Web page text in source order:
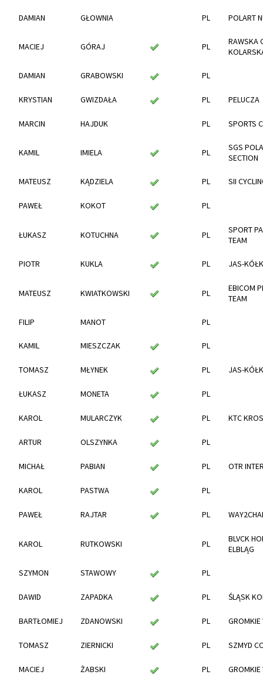
DAMIAN GŁOWNIA PL POLART
MACIEJ GÓRAJ PL
RAWSKA
DAMIAN GRABOWSKI PL
KRYSTIAN GWIZDAŁA PL PELUCZA
MARCIN HAJDUK PL SPORTS
KAMIL IMIELA PL
SGS
SECTION
MATEUSZ KĄDZIELA PL SII
PAWEŁ KOKOT PL
ŁUKASZ KOTUCHNA PL
SPORT
TEAM
PIOTR KUKLA PL JAS-
MATEUSZ KWIATKOWSKI PL
EBICOM
TEAM
FILIP MANOT PL
KAMIL MIESZCZAK PL
TOMASZ MŁYNEK PL JAS-
ŁUKASZ MONETA PL
KAROL MULARCZYK PL KTC
ARTUR OLSZYNKA PL
MICHAŁ PABIAN PL OTR
KAROL PASTWA PL
PAWEŁ RAJTAR PL
KAROL RUTKOWSKI PL
BLVCK
ELBLĄG
SZYMON STAWOWY PL
DAWID ZAPADKA PL ŚLĄSK
BARTŁOMIEJ ZDANOWSKI PL GROMKIE
TOMASZ ZIERNICKI PL SZMYD
MACIEJ ŻABSKI PL GROMKIE